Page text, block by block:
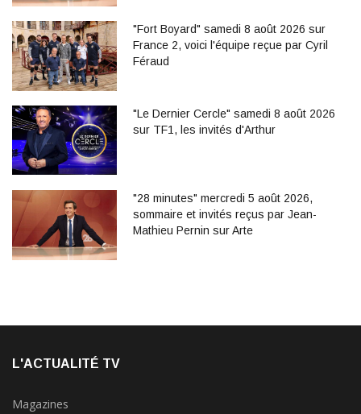
"Fort Boyard" samedi 8 août 2026 sur
France 2, voici l'équipe reçue par Cyril
Féraud
"Le Dernier Cercle" samedi 8 août 2026
sur TF1, les invités d'Arthur
"28 minutes" mercredi 5 août 2026,
sommaire et invités reçus par Jean-
Mathieu Pernin sur Arte
L'ACTUALITÉ TV
Magazines